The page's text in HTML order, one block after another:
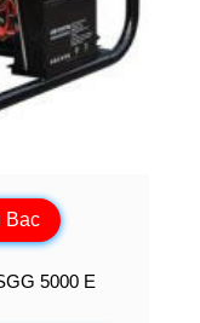
Вас
5000 E